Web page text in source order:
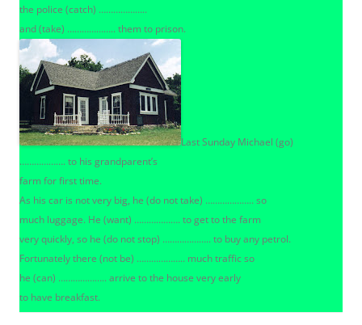
the police (catch) ………………..
and (take) ……………….. them to prison.
Last Sunday Michael (go)
………………. to his grandparent’s
farm for first time.
As his car is not very big, he (do not take) ……………….. so
much luggage. He (want) ………………. to get to the farm
very quickly, so he (do not stop) ……………….. to buy any petrol.
Fortunately there (not be) ……………….. much traffic so
he (can) ……………….. arrive to the house very early
to have breakfast.